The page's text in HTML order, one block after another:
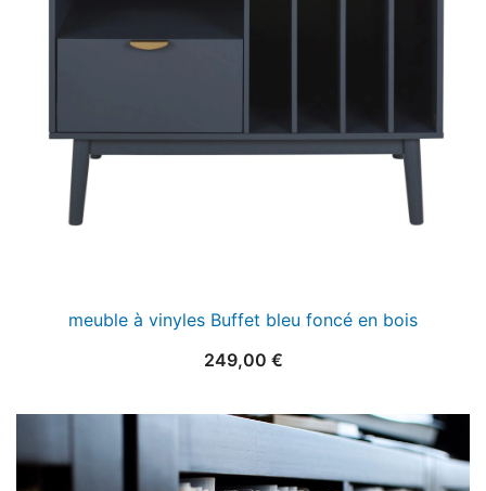
meuble à vinyles Buffet bleu foncé en bois
249,00 €